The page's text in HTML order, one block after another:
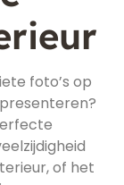
foto’s op
of het